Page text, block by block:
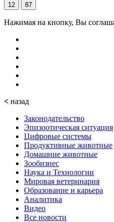
12 87
Нажимая на кнопку, Вы
< назад
Законодательство
Эпизоотическая ситуация
Цифровые системы
Продуктивные животные
Домашние животные
Зообизнес
Наука и Технологии
Мировая ветеринария
Образование и карьера
Аналитика
Видео
Все новости